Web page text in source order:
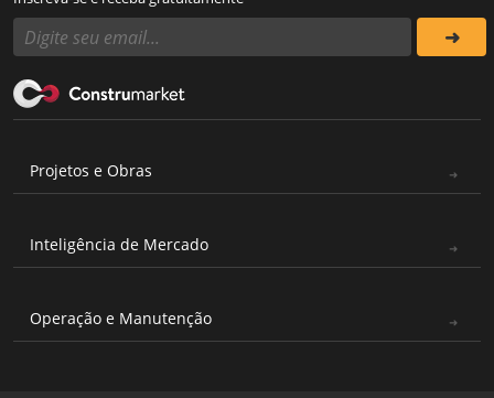
Projetos e Obras
Inteligência de Mercado
Operação e Manutenção